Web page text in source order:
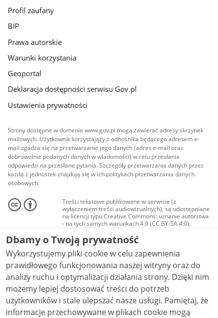
Profil zaufany
BIP
Prawa autorskie
Warunki korzystania
Geoportal
Deklaracja dostępności serwisu Gov.pl
Ustawienia prywatności
Strony dostępne w domenie www.gov.pl mogą zawierać adresy skrzynek
mailowych. Użytkownik korzystający z odnośnika będącego adresem e-
mail zgadza się na przetwarzanie jego danych (adres e-mail oraz
dobrowolnie podanych danych w wiadomości) w celu przesłania
odpowiedzi na przesłane pytania. Szczegóły przetwarzania danych przez
każdą z jednostek znajdują się w ich politykach przetwarzania danych
osobowych.
Treści tekstowe publikowane w serwisie (z
wyłączeniem treści audiowizualnych), są udostępniane
na licencji typu Creative Commons: uznanie autorstwa
- na tych samych warunkach 4.0 (CC BY-SA 4.0).
Materiały audiowizualne, w tym zdjęcia, materiały
audio i wideo, są udostępniane na licencji typu
Creative Commons: uznanie autorstwa użycie
niekomercyjne - bez utworów zależnych 4.0 (CC BY-
NC-ND 4.0), o ile nie jest to stwierdzone inaczej.
Dbamy o Twoją prywatność
Wykorzystujemy pliki cookie w celu zapewnienia
prawidłowego funkcjonowania naszej witryny oraz do
analizy ruchu i optymalizacji działania strony. Dzięki nim
możemy lepiej dostosować treści do potrzeb
użytkowników i stale ulepszać nasze usługi. Pamiętaj, że
informacje przechowywane w plikach cookie mogą